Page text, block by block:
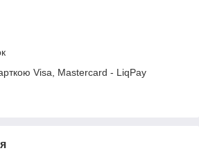
Visa, Mastercard - LiqPay